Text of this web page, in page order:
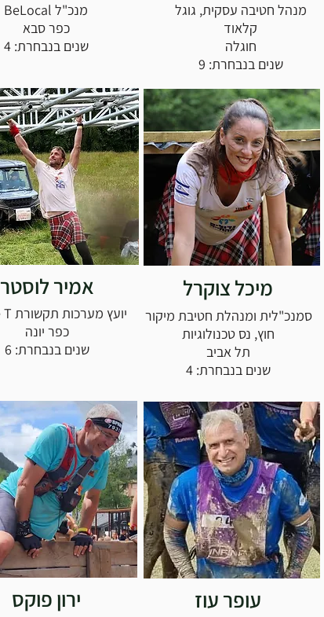
מיכל צוקרל
סמנכ"לית ומנהלת חטיבת מיקור
חוץ, נס טכנולוגיות
תל אביב
שנים בנבחרת: 4
מנכ"ל BeLocal
כפר סבא
שנים בנבחרת: 4
מנהל חטיבה עסקית, גוגל
קלאוד
חוגלה
שנים בנבחרת: 9
עופר עוז
אמיר לוסטר
יועץ מערכות תקשורת Triple T
כפר יונה
שנים בנבחרת: 6
ירון פוקס